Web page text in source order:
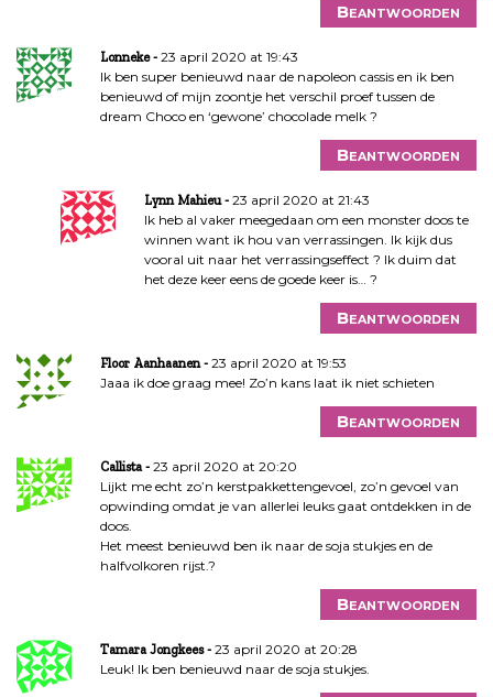
Beantwoorden
Lonneke
23 april 2020 at 19:43
Ik ben super benieuwd naar de napoleon cassis en ik ben
benieuwd of mijn zoontje het verschil proef tussen de
dream Choco en ‘gewone’ chocolade melk ?
Beantwoorden
Lynn Mahieu
23 april 2020 at 21:43
Ik heb al vaker meegedaan om een monster doos te
winnen want ik hou van verrassingen. Ik kijk dus
vooral uit naar het verrassingseffect ? Ik duim dat
het deze keer eens de goede keer is… ?
Beantwoorden
Floor Aanhaanen
23 april 2020 at 19:53
Jaaa ik doe graag mee! Zo’n kans laat ik niet schieten
Beantwoorden
Callista
23 april 2020 at 20:20
Lijkt me echt zo’n kerstpakkettengevoel, zo’n gevoel van
opwinding omdat je van allerlei leuks gaat ontdekken in de
doos.
Het meest benieuwd ben ik naar de soja stukjes en de
halfvolkoren rijst.?
Beantwoorden
Tamara Jongkees
23 april 2020 at 20:28
Leuk! Ik ben benieuwd naar de soja stukjes.